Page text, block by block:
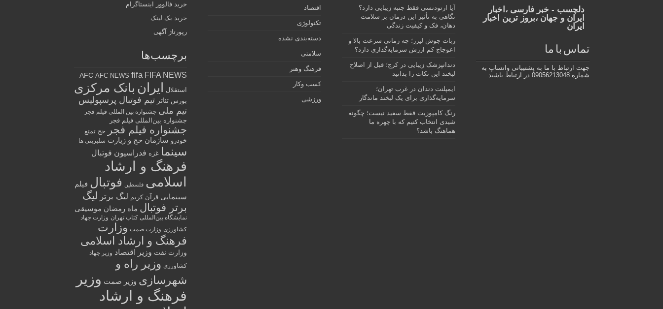
دلچسب - خبر فارسی ،اخبار
ایران و جهان ،بروز ترین اخبار
ایران
تماس با ما
جهت ارتباط با ما به پشتیبانی واتساپ به
شماره 09056213048 در ارتباط باشید
آیا ارتودنسی فقط جنبه زیبایی دارد؟
نگاهی به تأثیر این درمان بر سلامت
دهان، فک و کیفیت زندگی
ربات جوش لیزر؛ چه زمانی سرعت بالا و
اعوجاج کم ارزش سرمایه‌گذاری دارد؟
دندانپزشک زیبایی در کرج؛ قبل از اصلاح
لبخند این نکات را بدانید
ایمپلنت دندان در غرب تهران؛
سرمایه‌گذاری برای یک لبخند ماندگار
رنگ کامپوزیت فقط سفید نیست؛ چگونه
شیدی انتخاب کنیم که با چهره ما
هماهنگ باشد؟
اقتصاد
تکنولوژی
دسته‌بندی نشده
سلامتی
فرهنگ وهنر
کسب وکار
ورزشی
خرید فالوور اینستاگرام
خرید بک لینک
رپورتاژ آگهی
برچسب‌ها
AFC AFC NEWS fifa FIFA NEWS
استقلال ایران بانک مرکزی
بورس تئاتر تیم فوتبال پرسپولیس
تیم ملی جشنواره بین المللی فیلم فجر
جشنواره بین‌المللی فیلم فجر
جشنواره فیلم فجر
حج تمتع
خودرو سازمان حج و زیارت سلبریتی ها
سینما غزه فدراسیون فوتبال
فرهنگ و ارشاد
اسلامی فلسطین فوتبال فیلم
سینمایی قرآن کریم لیگ برتر لیگ
برتر فوتبال ماه رمضان موسیقی
نمایشگاه بین‌المللی کتاب تهران وزارت جهاد
کشاورزی وزارت صمت وزارت
فرهنگ و ارشاد اسلامی
وزارت نفت وزیر اقتصاد وزیر جهاد
کشاورزی وزیر راه و
شهرسازی وزیر صمت وزیر
فرهنگ و ارشاد